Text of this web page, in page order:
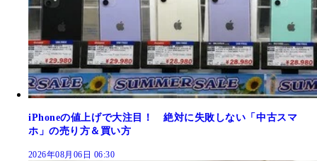
iPhoneの値上げで大注目！ 絶対に失敗しない「中古スマ
ホ」の売り方＆買い方
2026年08月06日 06:30